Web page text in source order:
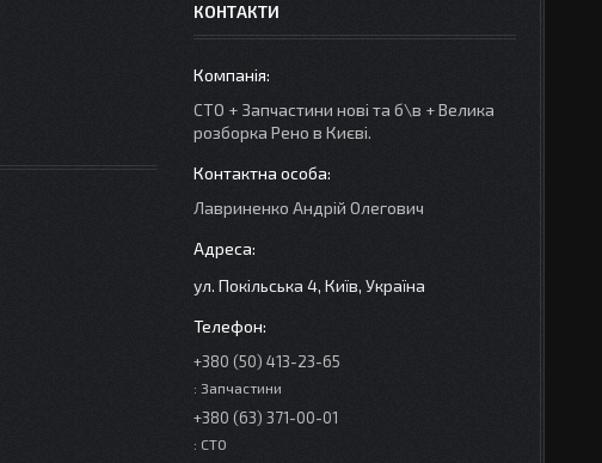
КОНТАКТИ
СТО + Запчастини нові та б\в + Велика
розборка Рено в Києві.
Лавриненко Андрій Олегович
ул. Покільська 4, Київ, Україна
+380 (50) 413-23-65
: Запчастини
+380 (63) 371-00-01
: СТО